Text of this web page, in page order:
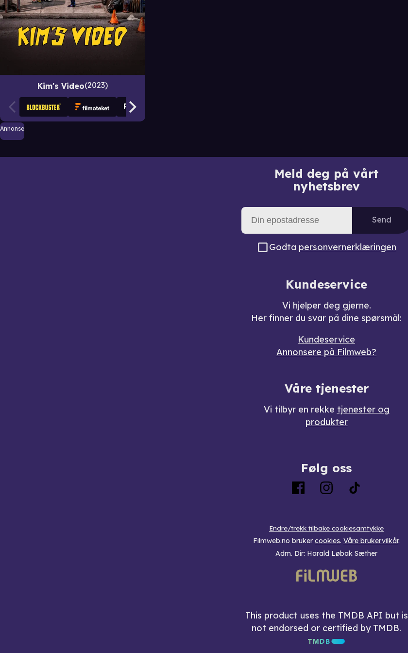
Kim's Video 2023
Annonse
Meld deg på vårt
nyhetsbrev
Send
Godta personvernerklæringen
Kundeservice
Vi hjelper deg gjerne.
Her finner du svar på dine spørsmål:
Kundeservice
Annonsere på Filmweb?
Våre tjenester
Vi tilbyr en rekke tjenester og
produkter
Følg oss
Endre/trekk tilbake cookiesamtykke
Filmweb.no bruker cookies. Våre brukervilkår.
Adm. Dir: Harald Løbak Sæther
This product uses the TMDB API but is
not endorsed or certified by TMDB.